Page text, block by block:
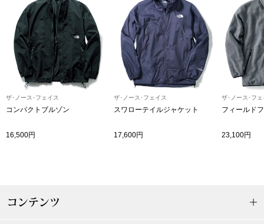
すべて見る
ス
その他
その他
おすすめブラ
ザ･ノース･フェイス
コンパクトブルゾン
16,500円
ザ･ノース･フェイス
スワローテイルジャケット
17,600円
ザ･ノース･フェ
フィールド
23,100円
コンテンツ